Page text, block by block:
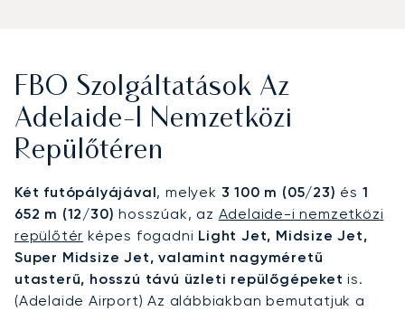
FBO Szolgáltatások Az
Adelaide-I Nemzetközi
Repülőtéren
Két futópályájával, melyek 3 100 m (05/23) és 1
652 m (12/30) hosszúak, az Adelaide-i nemzetközi
repülőtér képes fogadni Light Jet, Midsize Jet,
Super Midsize Jet, valamint nagyméretű
utasterű, hosszú távú üzleti repülőgépeket is.
(Adelaide Airport) Az alábbiakban bemutatjuk a